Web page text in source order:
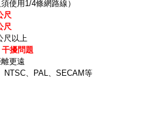
使用1/4條網路線）
尺
尺
尺以上
擾問題
更遠
NTSC、PAL、SECAM等